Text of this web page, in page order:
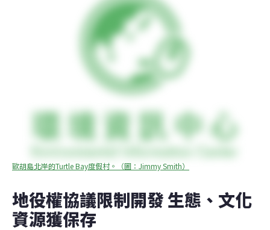
歐胡島北岸的Turtle Bay度假村。（圖：Jimmy Smith）
地役權協議限制開發 生態、文化
資源獲保存